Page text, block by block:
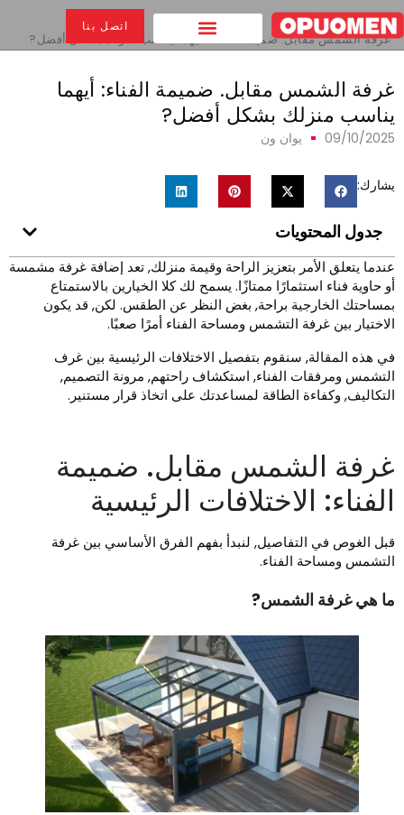
اتصل بنا بيت >
غرفة الشمس مقابل. ضميمة الفناء: أيهما يناسب منزلك بشكل أفضل?
الشمس مقابل. ضميمة الفناء: أيهما
منزلك بشكل أفضل?
09/10/ يوان ون
جدول المحتويات
يتعلق الأمر بتعزيز الراحة وقيمة منزلك, تعد إضافة غرفة مشمسة
حاوية فناء استثمارًا ممتازًا. يسمح لك كلا الخيارين بالاستمتاع
الخارجية براحة, بغض النظر عن الطقس. لكن, قد يكون
بين غرفة التشمس ومساحة الفناء أمرًا صعبًا.
هذه المقالة, سنقوم بتفصيل الاختلافات الرئيسية بين غرف
ومرفقات الفناء, استكشاف راحتهم, مرونة التصميم,
وكفاءة الطاقة لمساعدتك على اتخاذ قرار مستنير.
الشمس مقابل. ضميمة
الاختلافات الرئيسية
الغوص في التفاصيل, لنبدأ بفهم الفرق الأساسي بين غرفة
ومساحة الفناء.
هي غرفة الشمس?